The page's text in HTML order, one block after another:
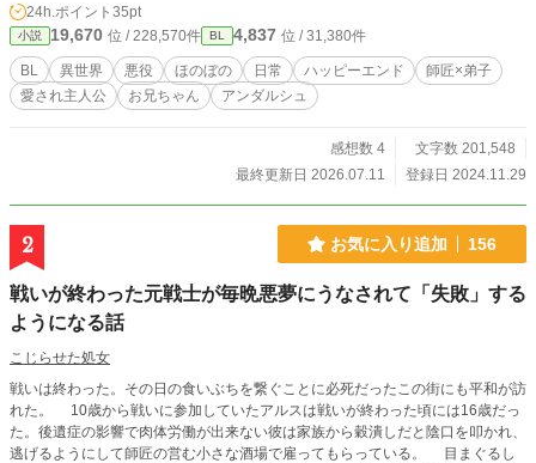
語。それから、居場所を失くした子どもたちがゆっくり家族
になっていく日々の記録。 ※ワチャワチャ幸せコメディで
す。全年齢向け。※師匠と弟(弟子)たちに愛され主人公。※主
人公8歳～15歳まで成長するのでのんびり見守ってくださ
い。
24h.ポイント 35pt
小説 19,670 位 / 228,570件 BL 4,837 位 / 31,380件
BL 異世界 悪役 ほのぼの 日常 ハッピーエンド
師匠×弟子
愛され主人公
お兄ちゃん アンダルシュ
感想数 4
文字数 201,548
最終更新日 2026.07.11
登録日 2024.11.29
2 お気に入り追加 156
戦いが終わった元戦士が毎晩悪夢にうなされて「失敗」する
ようになる話
こじらせた処女
戦いは終わった。その日の食いぶちを繋ぐことに必死だったこの街にも平和が訪
れた。 10歳から戦いに参加していたアルスは戦いが終わった頃には16歳だっ
た。後遺症の影響で肉体労働が出来ない彼は家族から穀潰しだと陰口を叩かれ、
逃げるようにして師匠の営む小さな酒場で雇ってもらっている。 目まぐるし